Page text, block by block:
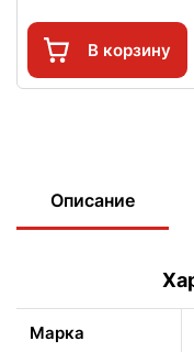
В корзину
Описание
Марка